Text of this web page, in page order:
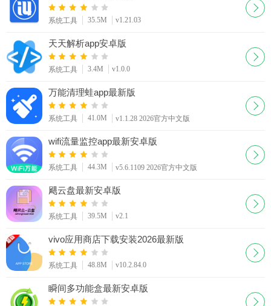
系统工具 35.5M v1.21.03
天天解析app安卓版
系统工具 3.4M v1.0.0
万能清理蛙app最新版
系统工具 41.0M v1.1.28 2026官方中文版
wifi流量监控app最新安卓版
系统工具 44.3M v5.6.1109 2026官方中文版
飓云盘最新安卓版
系统工具 39.5M v2.1
vivo应用商店下载安装2026最新版
系统工具 48.8M v10.2.84.0
瞬间多功能盒最新安卓版